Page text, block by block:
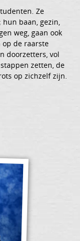
Ze
baan, gezin,
weg, gaan ook
de raarste
doorzetters, vol
zetten, de
op zichzelf zijn.